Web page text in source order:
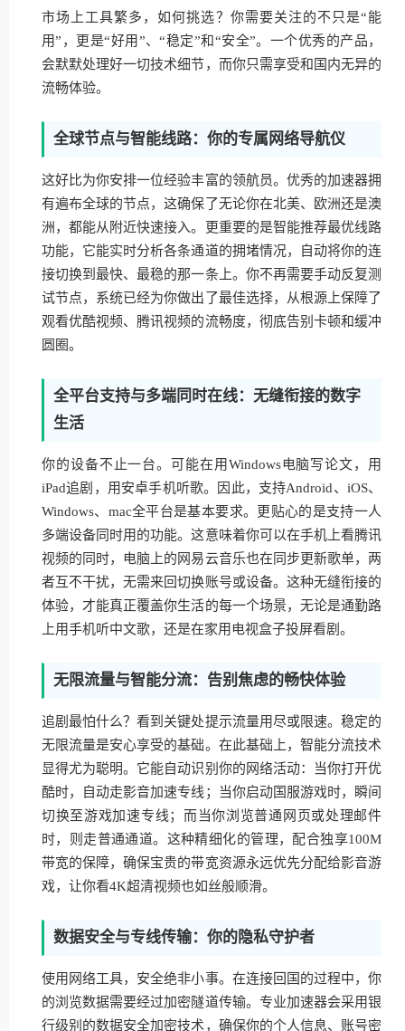
市场上工具繁多，如何挑选？你需要关注的不只是“能
用”，更是“好用”、“稳定”和“安全”。一个优秀的产品，
会默默处理好一切技术细节，而你只需享受和国内无异的
流畅体验。
全球节点与智能线路：你的专属网络导航仪
这好比为你安排一位经验丰富的领航员。优秀的加速器拥
有遍布全球的节点，这确保了无论你在北美、欧洲还是澳
洲，都能从附近快速接入。更重要的是智能推荐最优线路
功能，它能实时分析各条通道的拥堵情况，自动将你的连
接切换到最快、最稳的那一条上。你不再需要手动反复测
试节点，系统已经为你做出了最佳选择，从根源上保障了
观看优酷视频、腾讯视频的流畅度，彻底告别卡顿和缓冲
圆圈。
全平台支持与多端同时在线：无缝衔接的数字
生活
你的设备不止一台。可能在用Windows电脑写论文，用
iPad追剧，用安卓手机听歌。因此，支持Android、iOS、
Windows、mac全平台是基本要求。更贴心的是支持一人
多端设备同时用的功能。这意味着你可以在手机上看腾讯
视频的同时，电脑上的网易云音乐也在同步更新歌单，两
者互不干扰，无需来回切换账号或设备。这种无缝衔接的
体验，才能真正覆盖你生活的每一个场景，无论是通勤路
上用手机听中文歌，还是在家用电视盒子投屏看剧。
无限流量与智能分流：告别焦虑的畅快体验
追剧最怕什么？看到关键处提示流量用尽或限速。稳定的
无限流量是安心享受的基础。在此基础上，智能分流技术
显得尤为聪明。它能自动识别你的网络活动：当你打开优
酷时，自动走影音加速专线；当你启动国服游戏时，瞬间
切换至游戏加速专线；而当你浏览普通网页或处理邮件
时，则走普通通道。这种精细化的管理，配合独享100M
带宽的保障，确保宝贵的带宽资源永远优先分配给影音游
戏，让你看4K超清视频也如丝般顺滑。
数据安全与专线传输：你的隐私守护者
使用网络工具，安全绝非小事。在连接回国的过程中，你
的浏览数据需要经过加密隧道传输。专业加速器会采用银
行级别的数据安全加密技术，确保你的个人信息、账号密